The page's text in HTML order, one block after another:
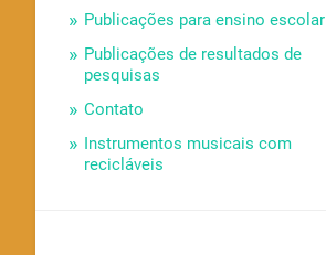
Publicações para ensino escolar
Publicações de resultados de
pesquisas
Contato
Instrumentos musicais com
recicláveis